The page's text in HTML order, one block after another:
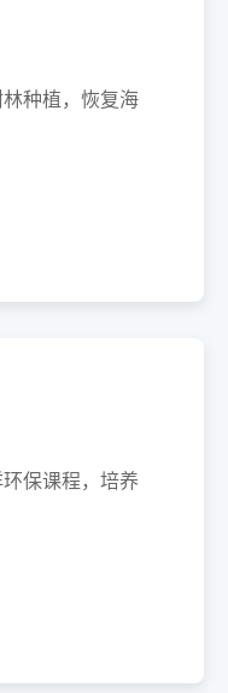
种植，恢复海
保课程，培养